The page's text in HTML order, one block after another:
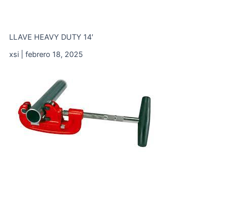
LLAVE HEAVY DUTY 14′
xsi
febrero 18, 2025